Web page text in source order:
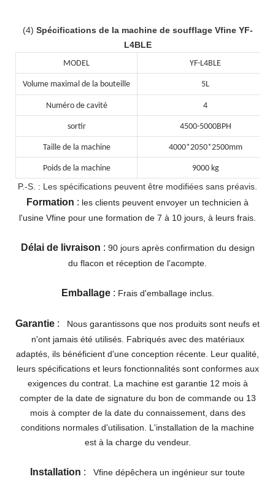
(4) Spécifications de la machine de soufflage Vfine YF-
L4BLE
MODEL YF-L4BLE
Volume maximal de la bouteille 5L
Numéro de cavité 4
sortir 4500-5000BPH
Taille de la machine 4000*2050*2500mm
Poids de la machine 9000 kg
P.-S. : Les spécifications peuvent être modifiées sans préavis.
Formation : les clients peuvent envoyer un technicien à
l'usine Vfine pour une formation de 7 à 10 jours, à leurs frais.
Délai de livraison : 90 jours après confirmation du design
du flacon et réception de l'acompte.
Emballage : Frais d'emballage inclus.
Garantie :
Nous garantissons que nos produits sont neufs et
n'ont jamais été utilisés. Fabriqués avec des matériaux
adaptés, ils bénéficient d'une conception récente. Leur qualité,
leurs spécifications et leurs fonctionnalités sont conformes aux
exigences du contrat. La machine est garantie 12 mois à
compter de la date de signature du bon de commande ou 13
mois à compter de la date du connaissement, dans des
conditions normales d'utilisation. L'installation de la machine
est à la charge du vendeur.
Installation :
Vfine dépêchera un ingénieur sur toute